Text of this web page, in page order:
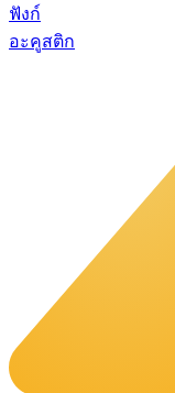
ฟังก์
อะคูสติก